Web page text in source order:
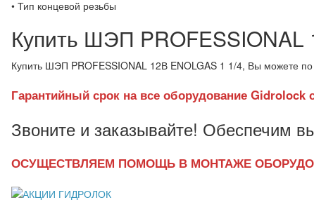
• Тип концевой резьбы
Купить ШЭП PROFESSIONAL
Купить ШЭП PROFESSIONAL 12В ENOLGAS 1 1/4, Вы можете
Гарантийный срок на все оборудование Gidrolock
Звоните и заказывайте! Обеспечим
ОСУЩЕСТВЛЯЕМ ПОМОЩЬ В МОНТАЖЕ